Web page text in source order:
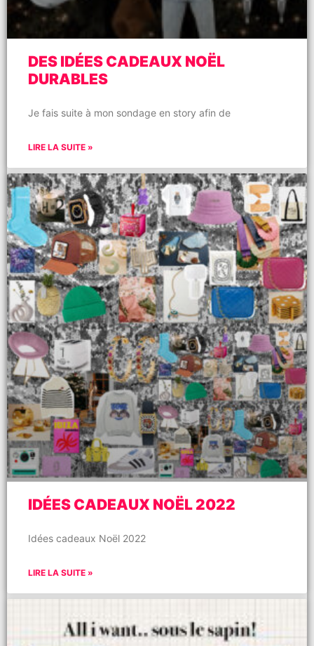
DES IDÉES CADEAUX NOËL
DURABLES
Je fais suite à mon sondage en story afin de
LIRE LA SUITE »
IDÉES CADEAUX NOËL 2022
Idées cadeaux Noël 2022
LIRE LA SUITE »